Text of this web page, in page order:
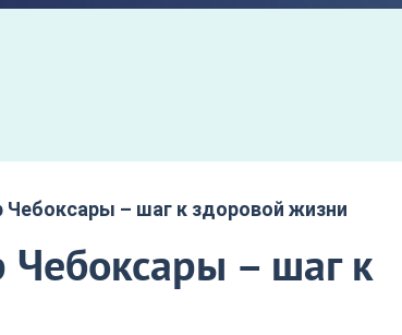
Чебоксары – шаг к здоровой жизни
Чебоксары – шаг к